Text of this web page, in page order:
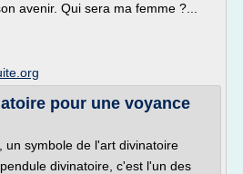
avenir. Qui sera ma femme ?...
pour une voyance
un symbole de l'art divinatoire
divinatoire, c'est l'un des